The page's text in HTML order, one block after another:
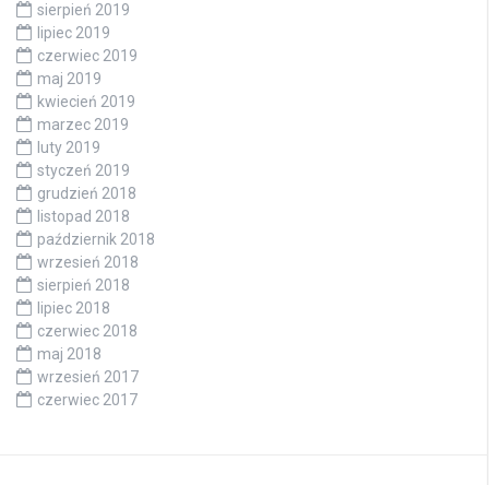
sierpień 2019
lipiec 2019
czerwiec 2019
maj 2019
kwiecień 2019
marzec 2019
luty 2019
styczeń 2019
grudzień 2018
listopad 2018
październik 2018
wrzesień 2018
sierpień 2018
lipiec 2018
czerwiec 2018
maj 2018
wrzesień 2017
czerwiec 2017